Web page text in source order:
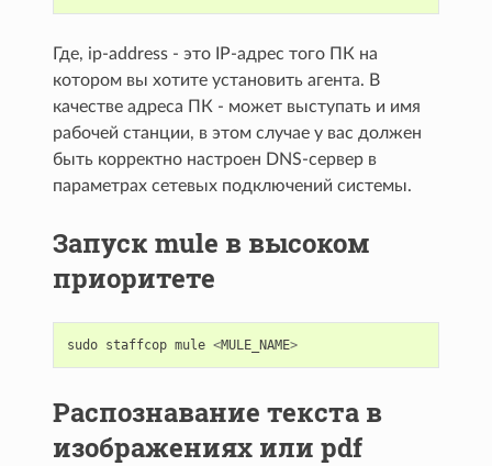
Где, ip-address - это IP-адрес того ПК на
котором вы хотите установить агента. В
качестве адреса ПК - может выступать и имя
рабочей станции, в этом случае у вас должен
быть корректно настроен DNS-сервер в
параметрах сетевых подключений системы.
Запуск mule в высоком
приоритете
sudo staffcop mule <MULE_NAME>
Распознавание текста в
изображениях или pdf